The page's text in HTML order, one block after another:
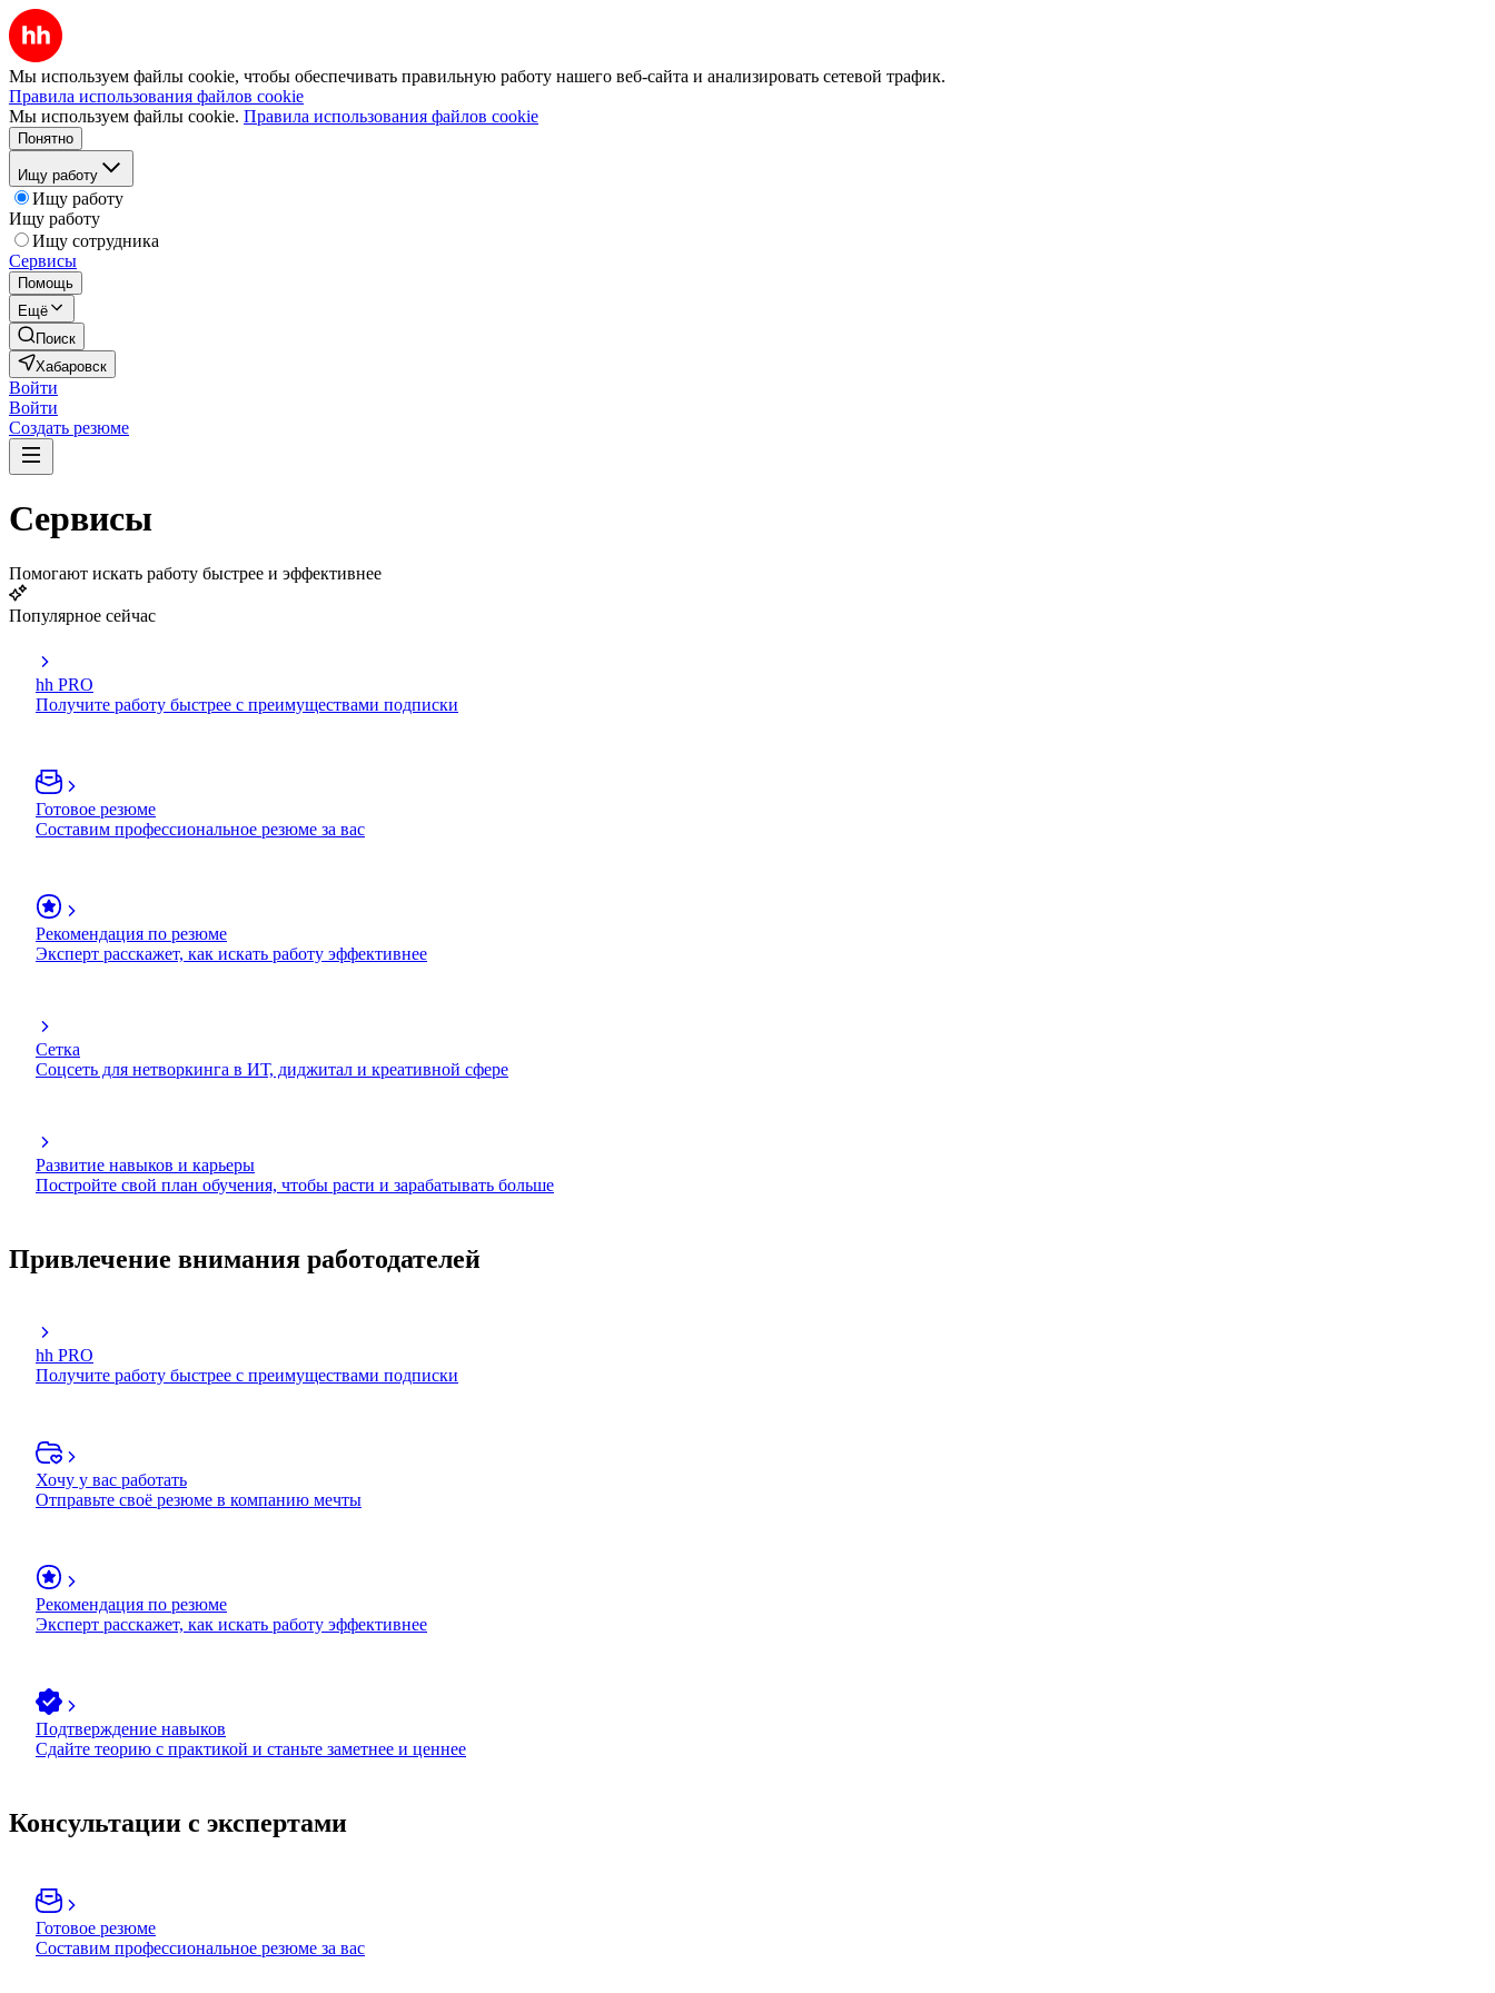
Мы используем файлы cookie, чтобы обеспечивать правильную работу нашего веб-сайта и анализировать сетевой трафик.
Правила использования файлов cookie
Мы используем файлы cookie. Правила использования файлов cookie
Понятно
Ищу работу
Ищу работу
Ищу работу
Ищу сотрудника
Сервисы
Помощь
Ещё
Поиск
Хабаровск
Войти
Войти
Создать резюме
Сервисы
Помогают искать работу быстрее и эффективнее
Популярное сейчас
hh PRO
Получите работу быстрее с преимуществами подписки
Готовое резюме
Составим профессиональное резюме за вас
Рекомендация по резюме
Эксперт расскажет, как искать работу эффективнее
Сетка
Соцсеть для нетворкинга в ИТ, диджитал и креативной сфере
Развитие навыков и карьеры
Постройте свой план обучения, чтобы расти и зарабатывать больше
Привлечение внимания работодателей
hh PRO
Получите работу быстрее с преимуществами подписки
Хочу у вас работать
Отправьте своё резюме в компанию мечты
Рекомендация по резюме
Эксперт расскажет, как искать работу эффективнее
Подтверждение навыков
Сдайте теорию с практикой и станьте заметнее и ценнее
Консультации с экспертами
Готовое резюме
Составим профессиональное резюме за вас